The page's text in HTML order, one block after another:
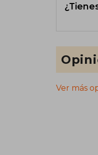
Ver más